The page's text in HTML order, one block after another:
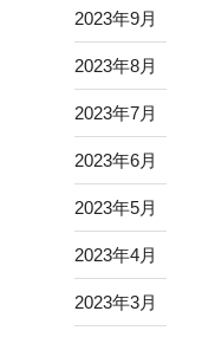
2023年9月
2023年8月
2023年7月
2023年6月
2023年5月
2023年4月
2023年3月